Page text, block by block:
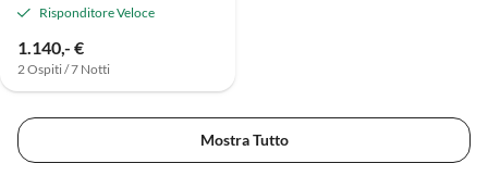
Risponditore Veloce
1.140,- €
2 Ospiti / 7 Notti
Mostra Tutto